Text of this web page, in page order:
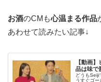
お酒のCMも心温まる作品
あわせて読みたい記事↓
【動画
品は味で
どうもSeiji
うすぐゴ